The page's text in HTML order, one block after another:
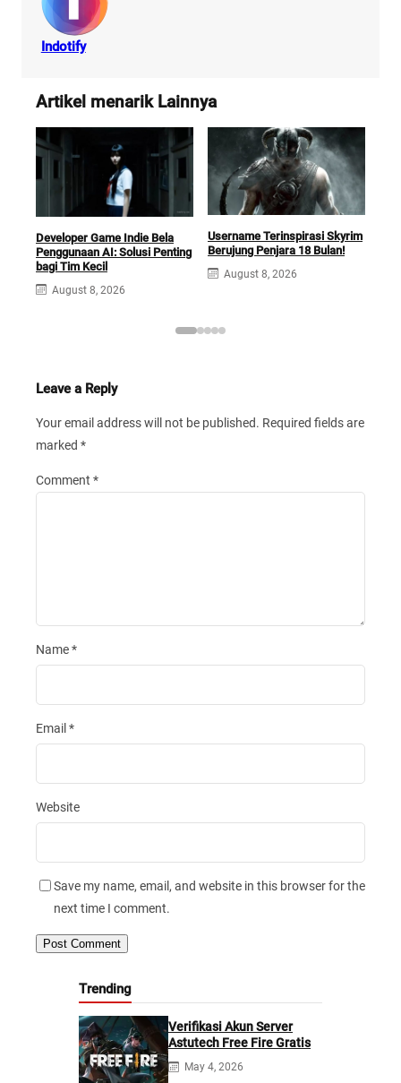
Indotify
Artikel menarik Lainnya
Developer Game Indie Bela
Penggunaan AI: Solusi Penting
bagi Tim Kecil
August 8, 2026
Username Terinspirasi Skyrim
Berujung Penjara 18 Bulan!
August 8, 2026
Leave a Reply
Your email address will not be published. Required fields are
marked *
Comment *
Name*
Email *
Website
Save my name, email, and website in this browser for the
next time I comment.
Trending
Verifikasi Akun Server
Astutech Free Fire Gratis
May 4, 2026